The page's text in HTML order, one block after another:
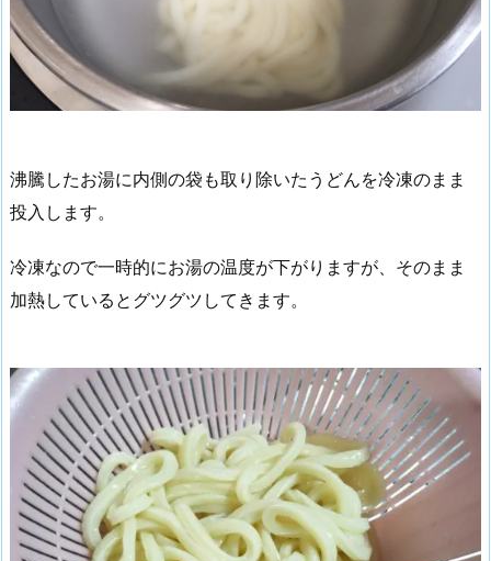
沸騰したお湯に内側の袋も取り除いたうどんを冷凍のまま
投入します。
冷凍なので一時的にお湯の温度が下がりますが、そのまま
加熱しているとグツグツしてきます。